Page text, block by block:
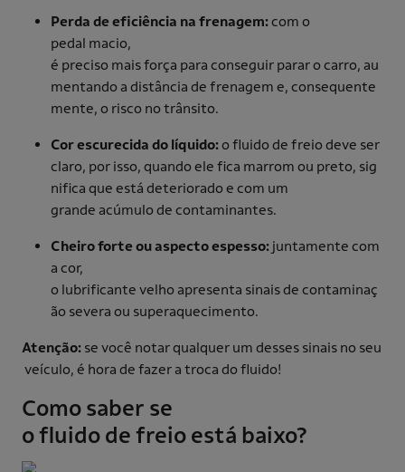
Perda de eficiência na frenagem:com o
pedal macio,
é preciso mais força para conseguir parar o carro, au
mentando a distância de frenagem e, consequente
mente, o risco no trânsito.
Cor escurecida do líquido:o fluido de freio deve ser
claro, por isso, quando ele fica marrom ou preto, sig
nifica que está deteriorado e com um
grande acúmulo de contaminantes.
Cheiro forte ou aspecto espesso: juntamente com
a cor,
o lubrificante velho apresenta sinais de contaminaç
ão severa ou superaquecimento.
Atenção: se você notar qualquer um desses sinais no seu
veículo, é hora de fazer a troca do fluido!
Como saber se
o fluido de freio está baixo?